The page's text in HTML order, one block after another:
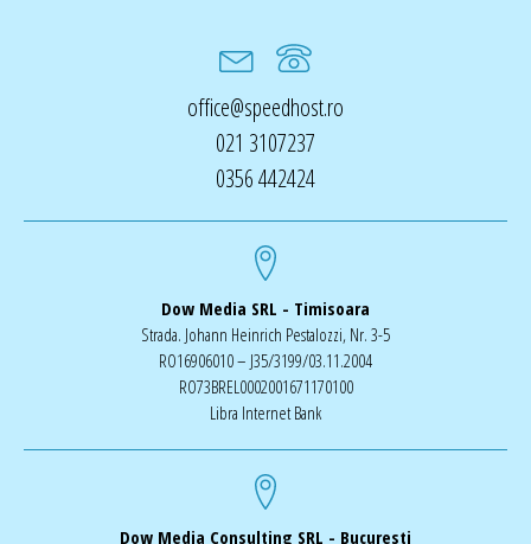
office@speedhost.ro
021 3107237
0356 442424
Dow Media SRL - Timisoara
Strada. Johann Heinrich Pestalozzi, Nr. 3-5
RO16906010 – J35/3199/03.11.2004
RO73BREL0002001671170100
Libra Internet Bank
Dow Media Consulting SRL - Bucuresti